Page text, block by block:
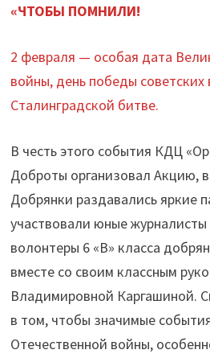
«ЧТОБЫ ПОМНИЛИ!
2 февраля — особая дата
войны, день победы советских
Сталинградской битве.
В честь этого события КДЦ
Доброты организовал Акцию,
Добрянки раздавались яркие
участвовали юные
волонтеры 6 «В» класса
вместе со своим классным
Владимировной Каргашиной.
в том, чтобы значимые
Отечественной войны,